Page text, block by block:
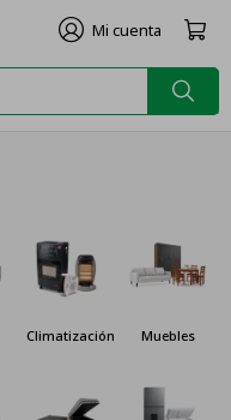
Climatización Muebles